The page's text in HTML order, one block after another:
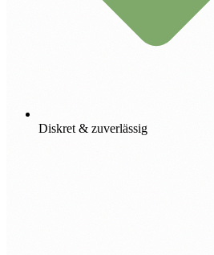
Diskret & zuverlässig